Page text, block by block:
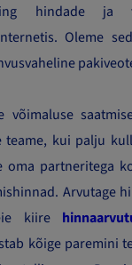
hindade ja
Oleme
võimaluse
teame, kui palju
oma partneritega
Arvutage
kiire
kõige paremini